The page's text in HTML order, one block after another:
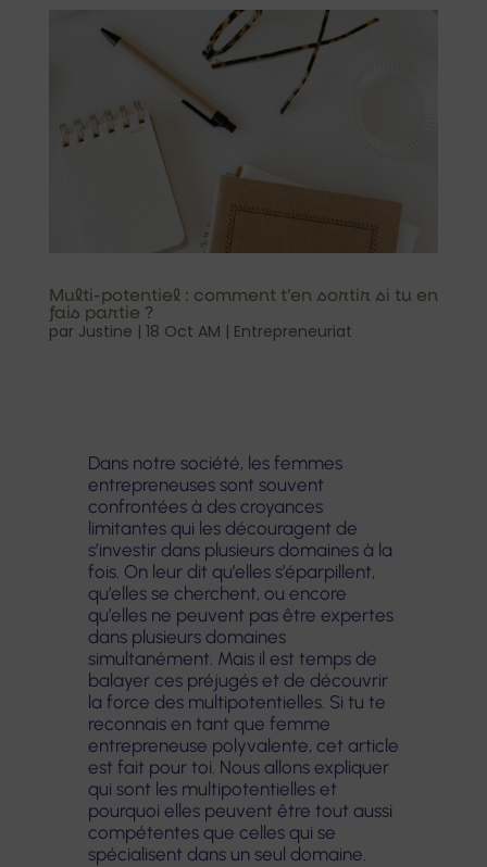
Multi-potentiel : comment t’en sortir si tu en
fais partie ?
par Justine | 18 Oct AM | Entrepreneuriat
Dans notre société, les femmes
entrepreneuses sont souvent
confrontées à des croyances
limitantes qui les découragent de
s’investir dans plusieurs domaines à la
fois. On leur dit qu’elles s’éparpillent,
qu’elles se cherchent, ou encore
qu’elles ne peuvent pas être expertes
dans plusieurs domaines
simultanément. Mais il est temps de
balayer ces préjugés et de découvrir
la force des multipotentielles. Si tu te
reconnais en tant que femme
entrepreneuse polyvalente, cet article
est fait pour toi. Nous allons expliquer
qui sont les multipotentielles et
pourquoi elles peuvent être tout aussi
compétentes que celles qui se
spécialisent dans un seul domaine.